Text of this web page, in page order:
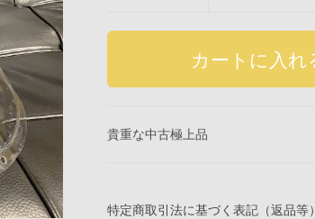
貴重な中古極上品
特定商取引法に基づく表記（返品等）